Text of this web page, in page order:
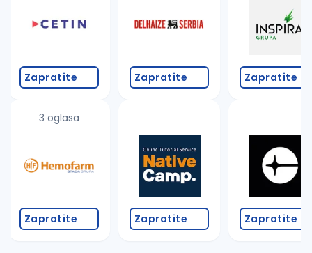
Zapratite
3 oglasa
Zapratite
Zapratite
Zapratite
Zapratite
Zapratite